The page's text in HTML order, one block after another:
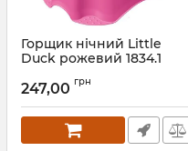
Горщик нічний Little
Duck рожевий 1834.1
247,00 грн